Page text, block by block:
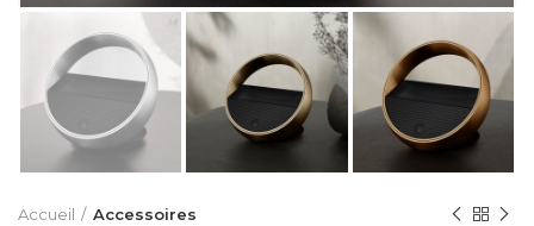
Accueil Accessoires